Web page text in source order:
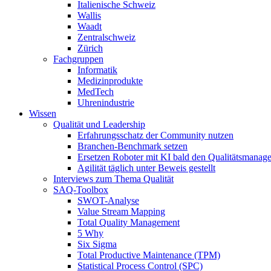
Italienische Schweiz
Wallis
Waadt
Zentralschweiz
Zürich
Fachgruppen
Informatik
Medizinprodukte
MedTech
Uhrenindustrie
Wissen
Qualität und Leadership
Erfahrungsschatz der Community nutzen
Branchen-Benchmark setzen
Ersetzen Roboter mit KI bald den
Agilität täglich unter Beweis gestellt
Interviews zum Thema Qualität
SAQ-Toolbox
SWOT-Analyse
Value Stream Mapping
Total Quality Management
5 Why
Six Sigma
Total Productive Maintenance (TPM)
Statistical Process Control (SPC)